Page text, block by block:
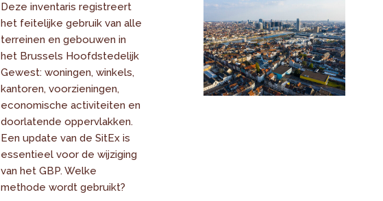
Deze inventaris registreert
het feitelijke gebruik van alle
terreinen en gebouwen in
het Brussels Hoofdstedelijk
Gewest: woningen, winkels,
kantoren, voorzieningen,
economische activiteiten en
doorlatende oppervlakken.
Een update van de SitEx is
essentieel voor de wijziging
van het GBP. Welke
methode wordt gebruikt?